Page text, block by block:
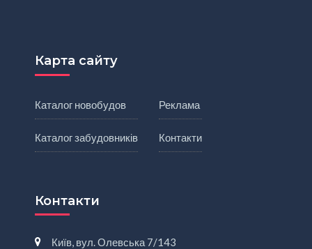
Карта сайту
Каталог новобудов
Каталог забудовників
Реклама
Контакти
Контакти
Київ, вул. Олевська 7/143